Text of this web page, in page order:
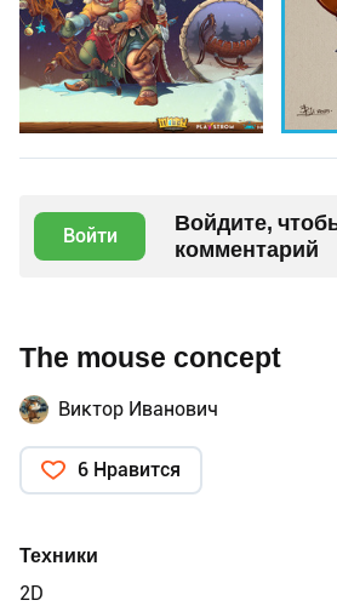
Войти
Войдите,
комментарий
The mouse concept
Виктор Иванович
6 Нравится
Техники
2D